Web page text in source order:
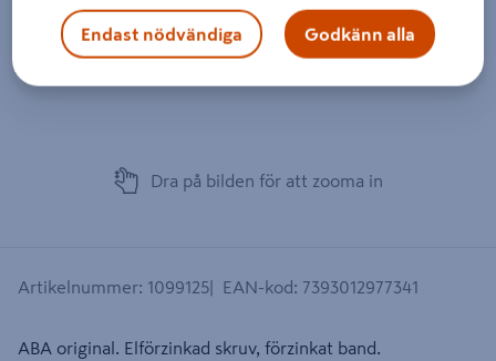
Dra på bilden för att zooma in
Artikelnummer: 1099125 EAN-kod: 7393012977341
ABA original. Elförzinkad skruv, förzinkat band.
Endast nödvändiga Godkänn alla